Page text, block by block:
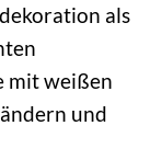
als
mit weißen
und